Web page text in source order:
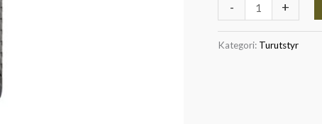
- +
Kategori: Turutstyr